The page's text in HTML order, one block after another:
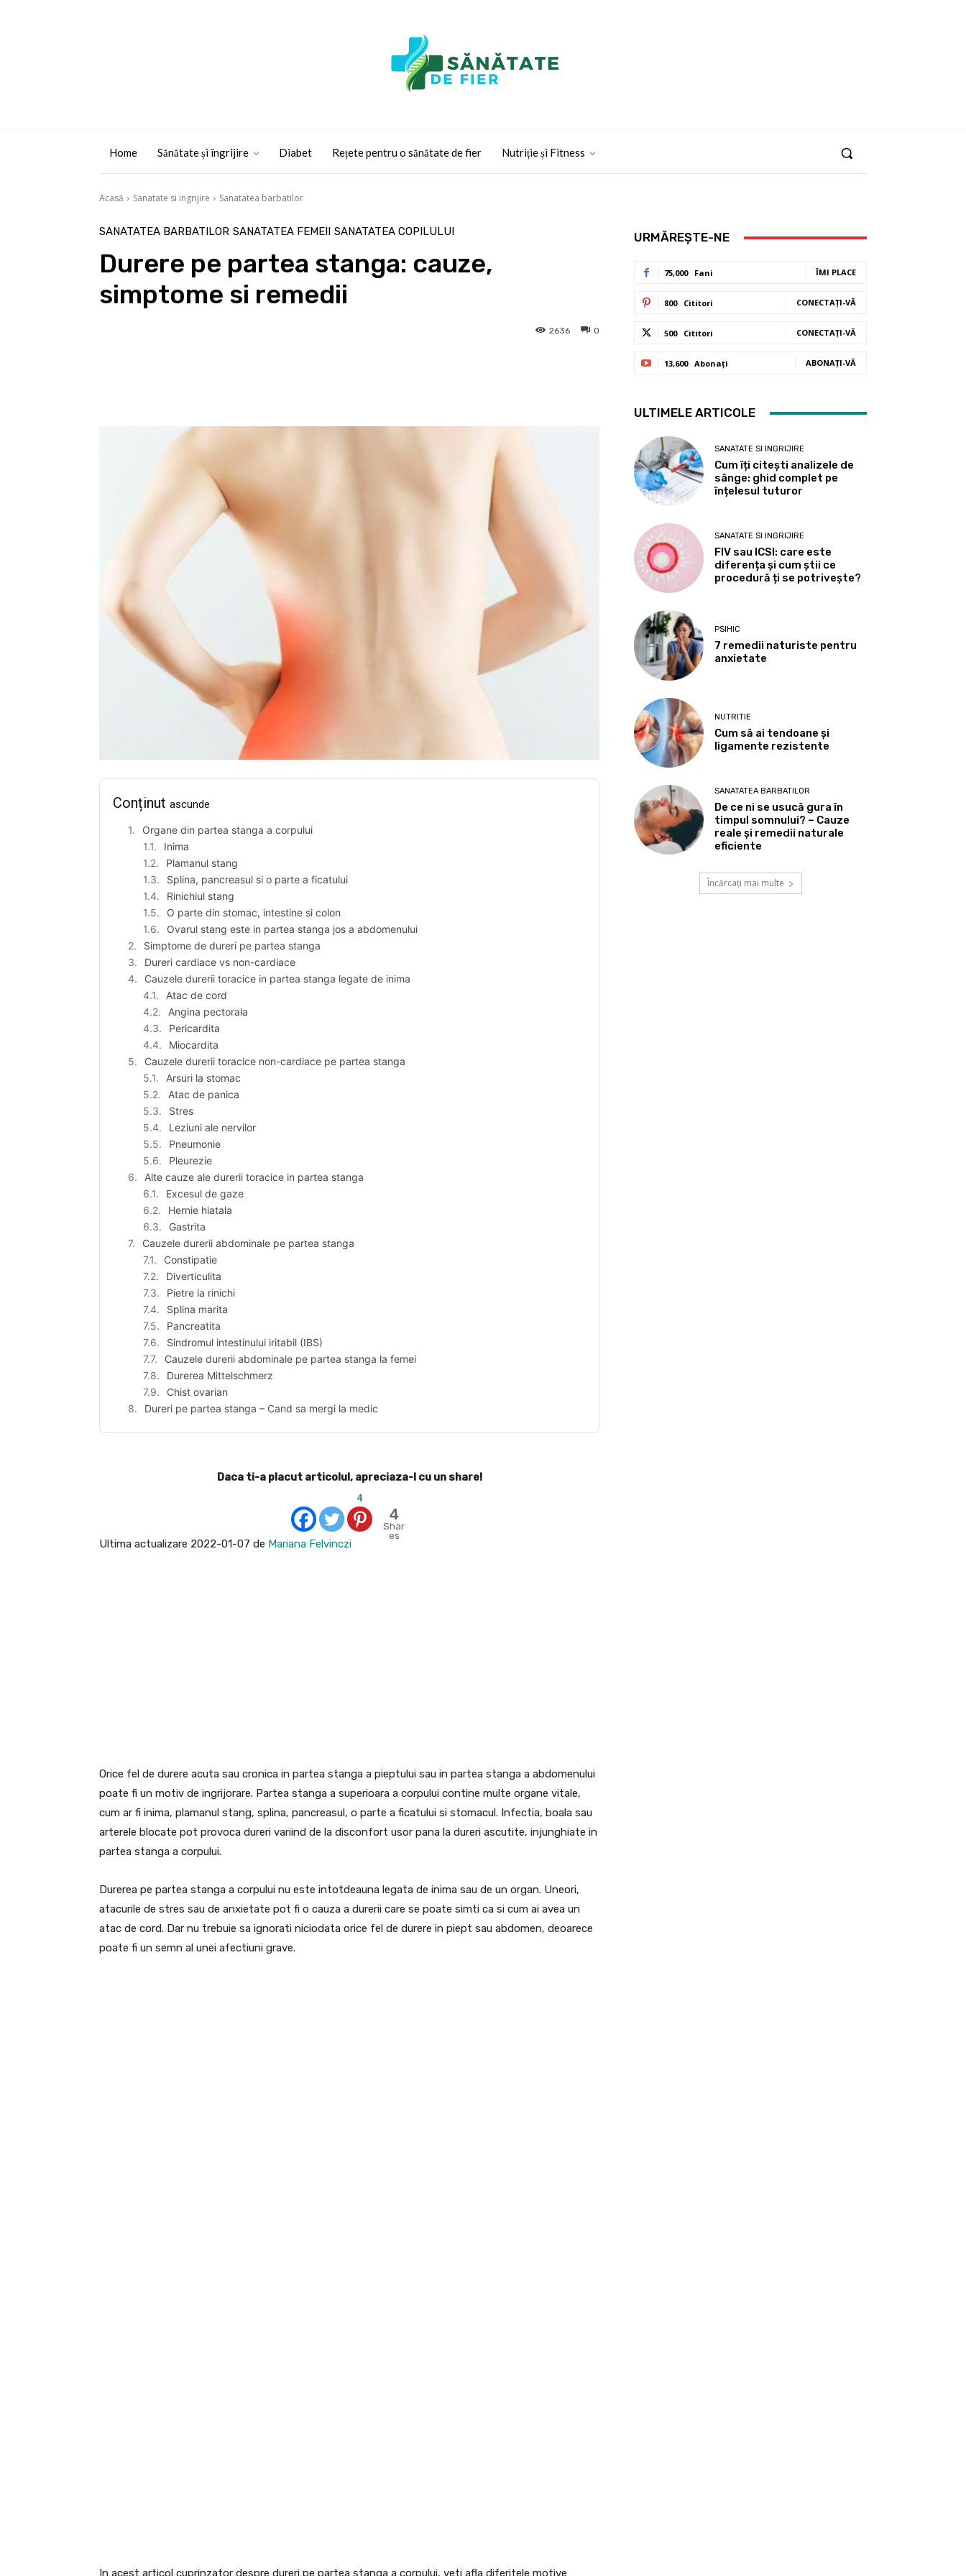
Home Sănătate și îngrijire Diabet Rețete pentru o sănătate de fier Nutriție și Fitness
Acasă Sanatate si ingrijire Sanatatea barbatilor
SANATATEA BARBATILOR SANATATEA FEMEII SANATATEA COPILULUI
Durere pe partea stanga: cauze,
simptome si remedii
0
2636
Conținut ascunde
Organe din partea stanga a corpului
Inima
Plamanul stang
Splina, pancreasul si o parte a ficatului
Rinichiul stang
O parte din stomac, intestine si colon
Ovarul stang este in partea stanga jos a abdomenului
Simptome de dureri pe partea stanga
Dureri cardiace vs non-cardiace
Cauzele durerii toracice in partea stanga legate de inima
Atac de cord
Angina pectorala
Pericardita
Miocardita
Cauzele durerii toracice non-cardiace pe partea stanga
Arsuri la stomac
Atac de panica
Stres
Leziuni ale nervilor
Pneumonie
Pleurezie
Alte cauze ale durerii toracice in partea stanga
Excesul de gaze
Hernie hiatala
Gastrita
Cauzele durerii abdominale pe partea stanga
Constipatie
Diverticulita
Pietre la rinichi
Splina marita
Pancreatita
Sindromul intestinului iritabil (IBS)
Cauzele durerii abdominale pe partea stanga la femei
Durerea Mittelschmerz
Chist ovarian
Dureri pe partea stanga – Cand sa mergi la medic
Daca ti-a placut articolul, apreciaza-l cu un share!
4
4
Shar
es
Ultima actualizare 2022-01-07 de Mariana Felvinczi
Orice fel de durere acuta sau cronica in partea stanga a pieptului sau in partea stanga a abdomenului
poate fi un motiv de ingrijorare. Partea stanga a superioara a corpului contine multe organe vitale,
cum ar fi inima, plamanul stang, splina, pancreasul, o parte a ficatului si stomacul. Infectia, boala sau
arterele blocate pot provoca dureri variind de la disconfort usor pana la dureri ascutite, injunghiate in
partea stanga a corpului.
Durerea pe partea stanga a corpului nu este intotdeauna legata de inima sau de un organ. Uneori,
atacurile de stres sau de anxietate pot fi o cauza a durerii care se poate simti ca si cum ai avea un
atac de cord. Dar nu trebuie sa ignorati niciodata orice fel de durere in piept sau abdomen, deoarece
poate fi un semn al unei afectiuni grave.
In acest articol cuprinzator despre dureri pe partea stanga a corpului, veti afla diferitele motive
URMĂREȘTE-NE
75,000 Fani ÎMI PLACE
800 Cititori CONECTAȚI-VĂ
500 Cititori CONECTAȚI-VĂ
13,600 Abonați ABONAȚI-VĂ
ULTIMELE ARTICOLE
SANATATE SI INGRIJIRE
Cum îți citești analizele de
sânge: ghid complet pe
înțelesul tuturor
SANATATE SI INGRIJIRE
FIV sau ICSI: care este
diferența și cum știi ce
procedură ți se potrivește?
PSIHIC
7 remedii naturiste pentru
anxietate
NUTRITIE
Cum să ai tendoane şi
ligamente rezistente
SANATATEA BARBATILOR
De ce ni se usucă gura în
timpul somnului? – Cauze
reale și remedii naturale
eficiente
Încărcați mai multe